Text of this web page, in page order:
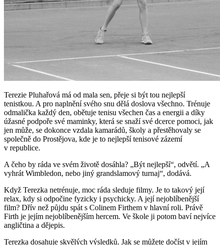
Terezie Pluhařová má od mala sen, přeje si být tou nejlepší
tenistkou. A pro naplnění svého snu dělá doslova všechno. Trénuje
odmalička každý den, obětuje tenisu všechen čas a energii a díky
úžasné podpoře své maminky, která se snaží své dcerce pomoci, jak
jen může, se dokonce vzdala kamarádů, školy a přestěhovaly se
společně do Prostějova, kde je to nejlepší tenisové zázemí
v republice.
A čeho by ráda ve svém životě dosáhla? „Být nejlepší“, odvětí. „A
vyhrát Wimbledon, nebo jiný grandslamový turnaj“, dodává.
Když Terezka netrénuje, moc ráda sleduje filmy. Je to takový její
relax, kdy si odpočine fyzicky i psychicky. A její nejoblíbenější
film? Dřív než půjdu spát s Colinem Firthem v hlavní roli. Právě
Firth je jejím nejoblíbenějším hercem. Ve škole ji potom baví nejvíce
angličtina a dějepis.
Terezka dosahuje skvělých výsledků. Jak se můžete dočíst v jejím